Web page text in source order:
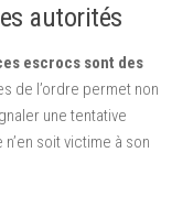
autorités
escrocs sont des
de l’ordre permet non
une tentative
soit victime à son